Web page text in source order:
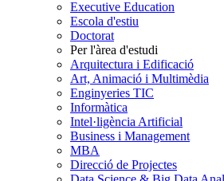
Executive Education
Escola d'estiu
Doctorat
Per l'àrea d'estudi
Arquitectura i Edificació
Art, Animació i Multimèdia
Enginyeries TIC
Informàtica
Intel·ligència Artificial
Business i Management
MBA
Direcció de Projectes